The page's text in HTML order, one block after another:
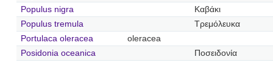
Populus nigra
Καβάκι
Populus tremula
Τρεμόλευκα
Portulaca oleracea
oleracea
Posidonia oceanica
Ποσειδονία